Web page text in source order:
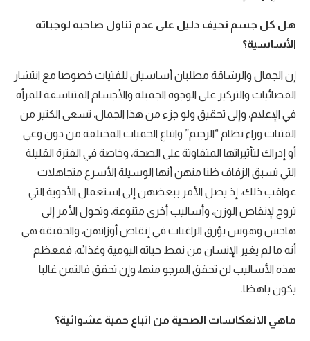
هل كل جسم نحيف دليل على عدم تناول صاحبه لوجباته
الأساسية؟
إن الجمال والرشاقة مطلبان أساسيان للفتيات خصوصا مع انتشار
الفضائيات والتركيز على الوجوه الجميلة والأجسام المتناسقة للمرأة
في الإعلام، وإلى تحقيق ولو جزء من هذا الجمال، تسعى الكثير من
الفتيات وراء نظام “الرجيم” واتباع الحميات المختلفة من دون وعي
أو إدراك لتأثيراتها المتفاوتة على الصحة، وخاصة في الفترة القليلة
التي تسبق الزفاف ظنا منهن أنها الوسيلة الأسرع متجاهلات
عواقب ذلك، إذ يصل الأمر ببعضهن إلى استعمال الأدوية التي
تروج لإنقاص الوزن، وأساليب أخرى متنوعة، وتحول الأمر إلى
هاجس وهوس يؤرق الراغبات في إنقاص أوزانهن، والحقيقة هي
أنه ما لم يغير الإنسان من نمط حياته اليومية وغذائه، فمعظم
هذه الأساليب لن تحقق المرجو منها، وإن تحقق فالثمن غالبا
يكون باهظا.
ماهي الانعكاسات الصحية من اتباع حمية عشوائية؟